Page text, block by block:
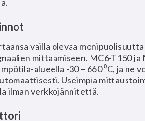
vailla olevaa
mittaamiseen. MC6-T150 ja
alueella -30 – 660 ⁰C, ja ne
Useimpia
ilman verkkojännitettä.